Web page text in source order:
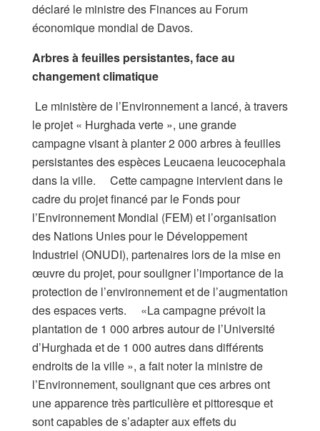
déclaré le ministre des Finances au Forum
économique mondial de Davos.
Arbres à feuilles persistantes, face au
changement climatique
Le ministère de l’Environnement a lancé, à travers
le projet « Hurghada verte », une grande
campagne visant à planter 2 000 arbres à feuilles
persistantes des espèces Leucaena leucocephala
dans la ville. Cette campagne intervient dans le
cadre du projet financé par le Fonds pour
l’Environnement Mondial (FEM) et l’organisation
des Nations Unies pour le Développement
Industriel (ONUDI), partenaires lors de la mise en
œuvre du projet, pour souligner l’importance de la
protection de l’environnement et de l’augmentation
des espaces verts. «La campagne prévoit la
plantation de 1 000 arbres autour de l’Université
d’Hurghada et de 1 000 autres dans différents
endroits de la ville », a fait noter la ministre de
l’Environnement, soulignant que ces arbres ont
une apparence très particulière et pittoresque et
sont capables de s’adapter aux effets du